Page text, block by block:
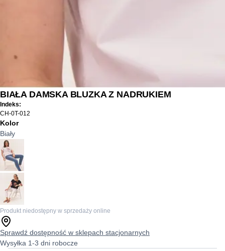
BIAŁA DAMSKA BLUZKA Z NADRUKIEM
Indeks:
CH-0T-012
Kolor
Biały
Produkt niedostępny w sprzedaży online
Sprawdź dostępność w sklepach stacjonarnych
Wysyłka 1-3 dni robocze